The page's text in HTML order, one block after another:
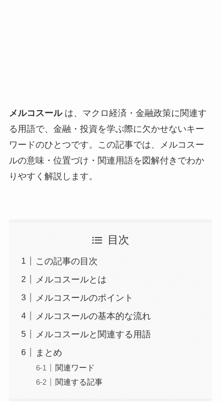
メルコスールは、マクロ経済・金融政策に関連す
る用語で、金融・投資を学ぶ際に欠かせないキー
ワードのひとつです。この記事では、メルコスー
ルの意味・位置づけ・関連用語を図解付きでわか
りやすく解説します。
目次
この記事の目次
メルコスールとは
メルコスールのポイント
メルコスールの基本的な流れ
メルコスールと関連する用語
まとめ
関連ワード
関連する記事